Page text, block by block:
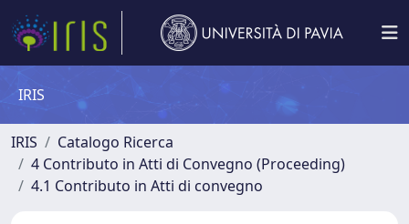
IRIS
IRIS
Catalogo Ricerca
4 Contributo in Atti di Convegno (Proceeding)
4.1 Contributo in Atti di convegno